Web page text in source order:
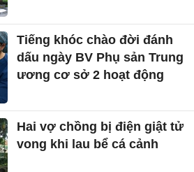
Tiếng khóc chào đời đánh
dấu ngày BV Phụ sản Trung
ương cơ sở 2 hoạt động
Hai vợ chồng bị điện giật tử
vong khi lau bể cá cảnh